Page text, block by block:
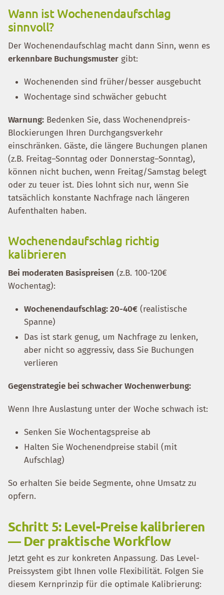
Wann ist Wochenendaufschlag
sinnvoll?
Der Wochenendaufschlag macht dann Sinn, wenn es
erkennbare Buchungsmuster gibt:
Wochenenden sind früher/besser ausgebucht
Wochentage sind schwächer gebucht
Warnung: Bedenken Sie, dass Wochenendpreis-
Blockierungen Ihren Durchgangsverkehr
einschränken. Gäste, die längere Buchungen planen
(z.B. Freitag–Sonntag oder Donnerstag–Sonntag),
können nicht buchen, wenn Freitag/Samstag belegt
oder zu teuer ist. Dies lohnt sich nur, wenn Sie
tatsächlich konstante Nachfrage nach längeren
Aufenthalten haben.
Wochenendaufschlag richtig
kalibrieren
Bei moderaten Basispreisen (z.B. 100-120€
Wochentag):
Wochenendaufschlag: 20-40€ (realistische
Spanne)
Das ist stark genug, um Nachfrage zu lenken,
aber nicht so aggressiv, dass Sie Buchungen
verlieren
Gegenstrategie bei schwacher Wochenwerbung:
Wenn Ihre Auslastung unter der Woche schwach ist:
Senken Sie Wochentagspreise ab
Halten Sie Wochenendpreise stabil (mit
Aufschlag)
So erhalten Sie beide Segmente, ohne Umsatz zu
opfern.
Schritt 5: Level-Preise kalibrieren
— Der praktische Workflow
Jetzt geht es zur konkreten Anpassung. Das Level-
Preissystem gibt Ihnen volle Flexibilität. Folgen Sie
diesem Kernprinzip für die optimale Kalibrierung: